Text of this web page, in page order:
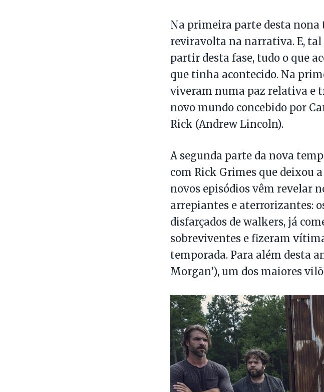
Na primeira parte desta nona
reviravolta na narrativa. E, tal
partir desta fase, tudo o que
que tinha acontecido. Na
viveram numa paz relativa e
novo mundo concebido por
Rick (Andrew Lincoln).
A segunda parte da nova
com Rick Grimes que deixou
novos episódios vêm revelar
arrepiantes e aterrorizantes:
disfarçados de walkers, já
sobreviventes e fizeram
temporada. Para além desta
Morgan’), um dos maiores